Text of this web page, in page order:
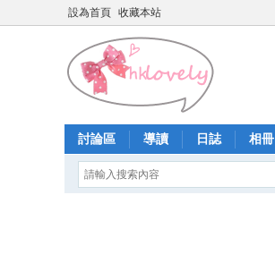
設為首頁 收藏本站
討論區 導讀 日誌 相冊